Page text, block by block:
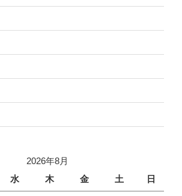
2026年8月
水 木 金 土 日